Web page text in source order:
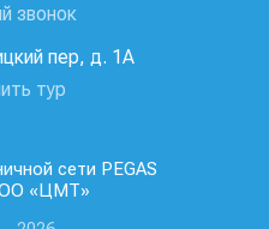
сети PEGAS
«ЦМТ»
звонок
пер, д. 1А
тур